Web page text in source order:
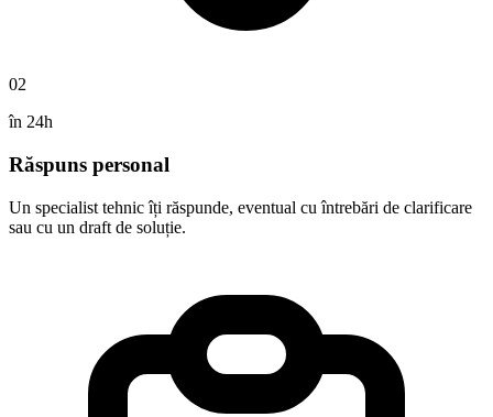
02
în 24h
Răspuns personal
Un specialist tehnic îți răspunde, eventual cu întrebări de clarificare
sau cu un draft de soluție.